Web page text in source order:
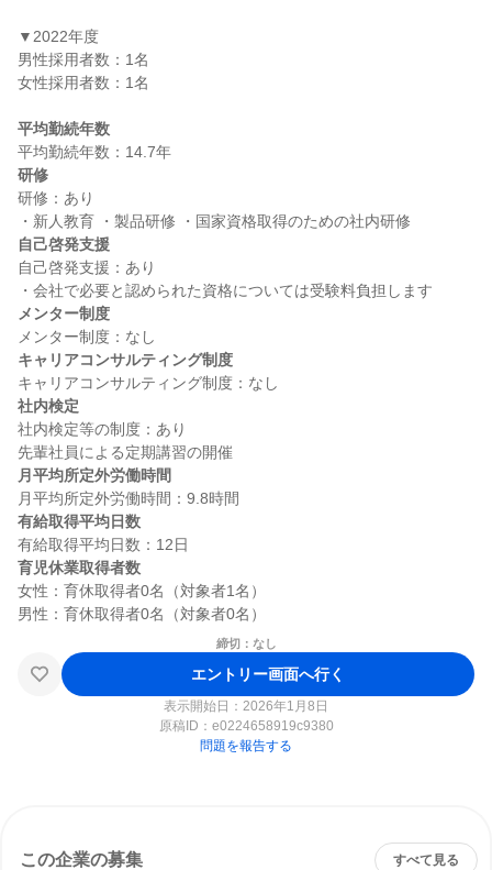
▼2022年度
男性採用者数：1名
女性採用者数：1名
平均勤続年数
研修
研修：あり
自己啓発支援
自己啓発支援：あり
メンター制度
キャリアコンサルティング制度
社内検定
社内検定等の制度：あり
月平均所定外労働時間
有給取得平均日数
育児休業取得者数
女性：育休取得者0名（対象者1名）
締切：なし
エントリー画面へ行く
表示開始日：2026年1月8日
原稿ID： e0224658919c9380
問題を報告する
この企業の募集 すべて見る